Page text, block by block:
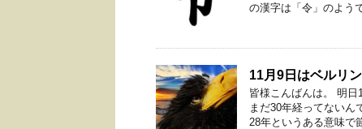
の漢字は「令」のよう
11月9日はベルリ
皆様こんばんは。 明日
まだ30年経ってないん
28年というある意味で